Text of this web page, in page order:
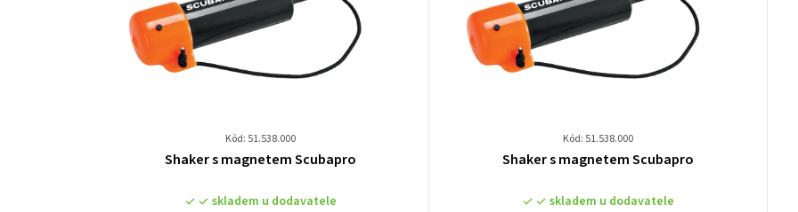
Kód: 51.538.000
Průměrné
produktu
Shaker s magnetem Scubapro
skladem u dodavatele
Kód: 51.538.000
Průměrné
produktu
Shaker s magnetem Scubapro
skladem u dodavatele